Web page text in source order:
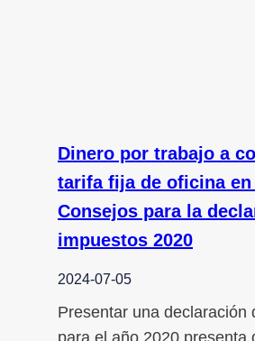
Dinero por trabajo a
tarifa fija de oficina en
Consejos para la
impuestos 2020
2024-07-05
Presentar una declaración